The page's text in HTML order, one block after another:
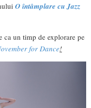
O întâmplare cu Jazz
ca un timp de explorare pe
for Dance!